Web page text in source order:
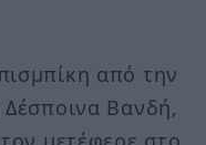
από την
Βανδή,